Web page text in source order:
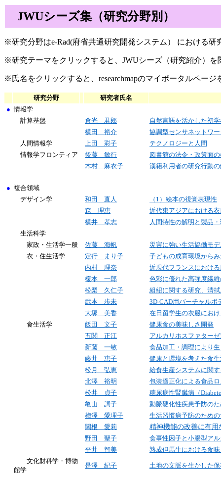
JWUシーズ集（研究分野別）
※研究分野はe-Rad(府省共通研究開発システム） における研
※研究テーマをクリックすると、JWUシーズ（研究紹介）を
※氏名をクリックすると、researchmapのマイポータルページ
研究分野
研究者氏名
● 情報学
計算基盤
倉光 君郎
自然言語を活かした初
横田 裕介
協調型センサネットワ
人間情報学
上田 彩子
テクノロジーと人間
情報学フロンティア
後藤 敏行
図書館の法令・政策面
木村 麻衣子
漢籍利用者の研究行動
● 複合領域
デザイン学
和田 直人
（1）絵本の視覚表現性
森 理恵
近代東アジアにおける
横井 孝志
人間特性の解明と製品
生活科学
家政・生活学一般
佐藤 海帆
災害に強い生活協働モ
衣・住生活学
定行 まり子
子どもの成育環境から
内村 理奈
近現代フランスにおけ
榎本 一郎
色彩に優れた高強度繊
松梨 久仁子
組紐に関する研究、清
武本 歩未
3D-CAD用バーチャルボ
大塚 美香
在日留学生の衣服にお
食生活学
飯田 文子
健康食の美味しさ開発
五関 正江
アルカリホスファター
新藤 一敏
食品加工・調理により
藤井 恵子
健康と環境を考えた食
松月 弘恵
給食生産システムに関
北澤 裕明
包装適正化による食品
松井 貞子
糖尿病性腎臓病（
亀山 詞子
動脈硬化性疾患予防の
梅澤 愛理子
生活習慣病予防のため
関根 愛莉
精神機能の改善に有
野田 聖子
食事性因子と小腸型ア
平井 智美
熟成但馬牛における食
文化財科学・博物
館学
是澤 紀子 土地の文脈を生かした